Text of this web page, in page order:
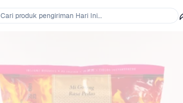
Cari produk pengiriman Hari Ini...